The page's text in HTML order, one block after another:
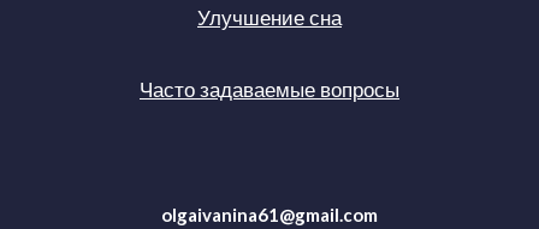
Улучшение сна
Часто задаваемые вопросы
olgaivanina61@gmail.com